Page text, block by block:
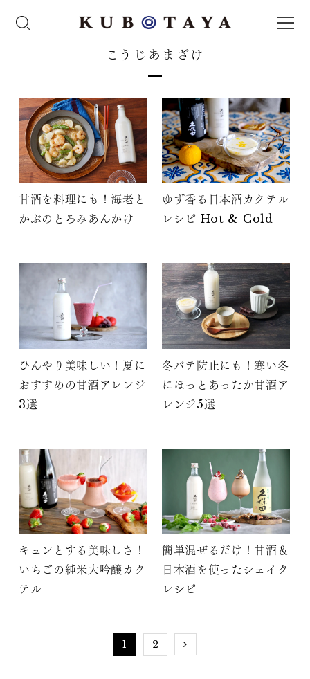
こうじあまざけ
甘酒を料理にも！海老と
かぶのとろみあんかけ
ゆず香る日本酒カクテル
レシピ Hot & Cold
ひんやり美味しい！夏に
おすすめの甘酒アレンジ
3選
冬バテ防止にも！寒い冬
にほっとあったか甘酒ア
レンジ5選
キュンとする美味しさ！
いちごの純米大吟醸カク
テル
簡単混ぜるだけ！甘酒＆
日本酒を使ったシェイク
レシピ
1 2